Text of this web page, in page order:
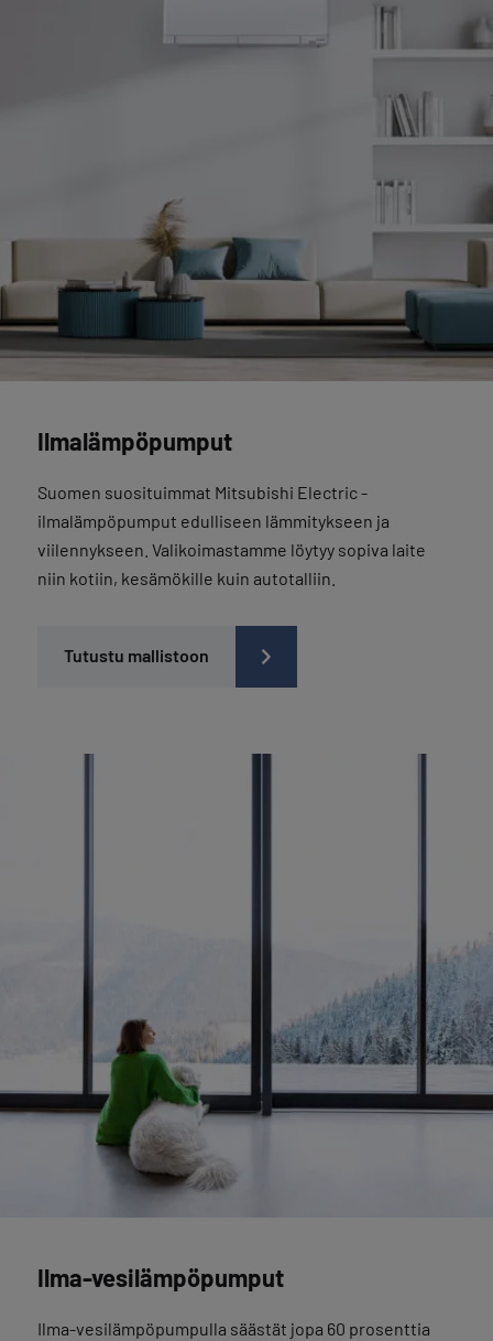
Ilmalämpöpumput
Suomen suosituimmat Mitsubishi Electric -
ilmalämpöpumput edulliseen lämmitykseen ja
viilennykseen. Valikoimastamme löytyy sopiva laite
niin kotiin, kesämökille kuin autotalliin.
Tutustu mallistoon
Ilma-vesilämpöpumput
Ilma-vesilämpöpumpulla säästät jopa 60 prosenttia